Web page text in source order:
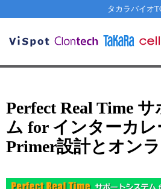
タカラバイオ
機能解析・サイレンシング
核酸抽出・精製・標識
PCR・等温増幅
リアルタイムPCR（qPCR）
その他 ライセンスに関するご相談
遺伝子組換え生物該当製品
研究支援ツール
Cut-Site Navigator 制限酵素切断サイトの検索
抗体検索サイト
リアルタイムPCR（インターカレーター法）
プライマー検索・注文
リアルタイムPCR（プローブ法）
お問い合わ
Perfect Real Time
ム for インターカレ
Primer設計とオン